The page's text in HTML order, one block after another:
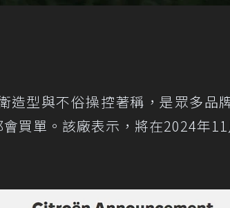
造型與不俗操控著稱，是眾多品
買單。該廠表示，將在2024年